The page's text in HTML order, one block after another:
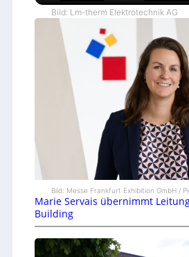
Bild: Lm-therm Elektrotechnik AG
Bild: Messe Frankfurt Exhibition GmbH /
Marie Servais übernimmt
Building